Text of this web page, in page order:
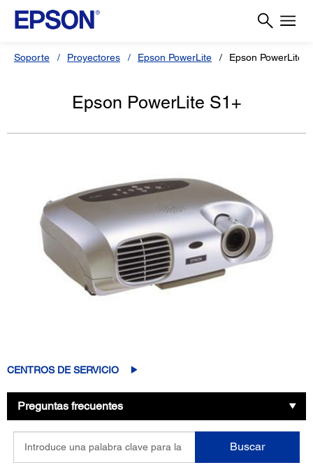
Soporte Proyectores Epson PowerLite Epson PowerLite
Epson PowerLite S1+
CENTROS DE SERVICIO
Preguntas frecuentes
una
palabra
Buscar